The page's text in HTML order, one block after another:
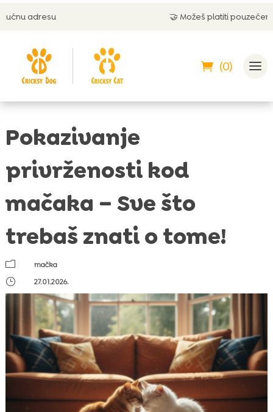
🤝 Možeš platiti pouzećem
(0)
Pokazivanje
privrženosti kod
mačaka – Sve što
trebaš znati o tome!
m
mačka
}
27.01.2026.